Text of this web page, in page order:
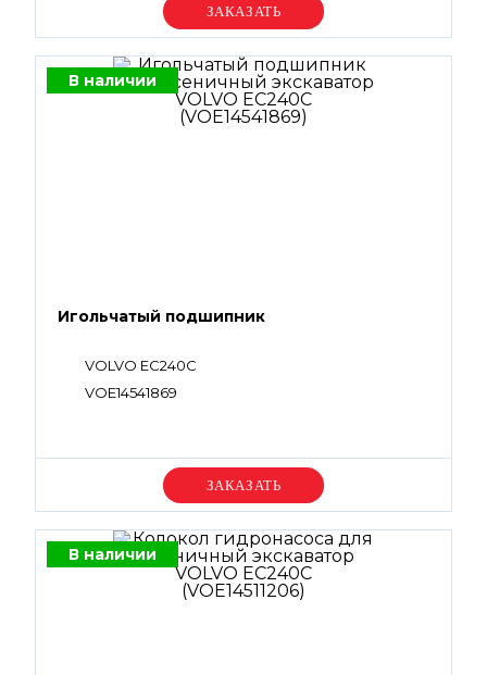
Уточняйте цену
В наличии
Игольчатый подшипник
VOLVO EC240C
VOE14541869
Уточняйте цену
В наличии